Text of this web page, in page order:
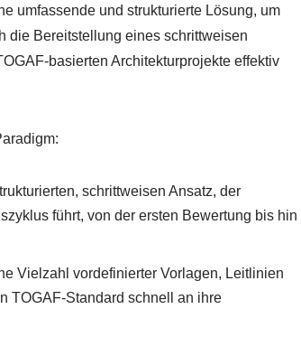
umfassende und strukturierte Lösung, um
die Bereitstellung eines schrittweisen
basierten Architekturprojekte effektiv
schrittweisen Ansatz, der
führt, von der ersten Bewertung bis hin
Vielzahl vordefinierter Vorlagen, Leitlinien
TOGAF-Standard schnell an ihre